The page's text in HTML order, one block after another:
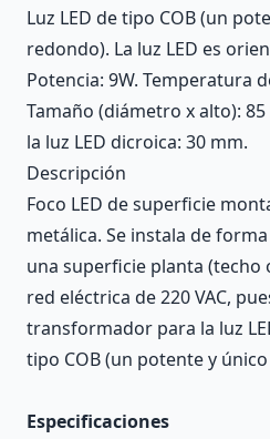
Luz LED de tipo COB (un
redondo). La luz LED es
Potencia: 9W. Temperatura
Tamaño (diámetro x alto):
la luz LED dicroica: 30 mm.
Descripción
Foco LED de superficie
metálica. Se instala de
una superficie planta (techo
red eléctrica de 220 VAC,
transformador para la luz
tipo COB (un potente y
Especificaciones